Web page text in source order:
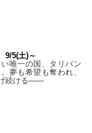
9/5(土)～
唯一の国、タリバン
夢も希望も奪われ、
げ続ける——